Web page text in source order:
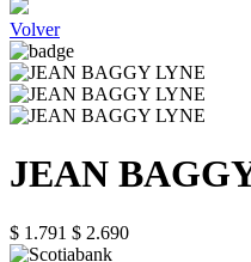
Volver
JEAN
$ 1.791 $ 2.690